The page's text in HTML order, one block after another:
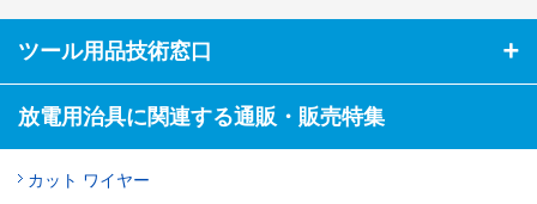
ツール用品技術窓口
放電用治具に関連する通販・販売特集
カット ワイヤー